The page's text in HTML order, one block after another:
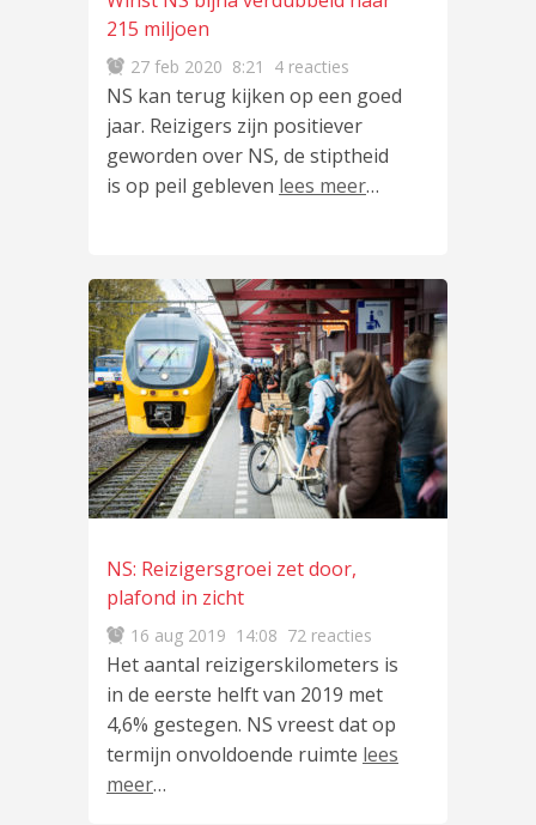
215 miljoen
27 feb 2020 8:21 4 reacties
NS kan terug kijken op een goed
jaar. Reizigers zijn positiever
geworden over NS, de stiptheid
is op peil gebleven lees meer…
NS: Reizigersgroei zet door,
plafond in zicht
16 aug 2019 14:08 72 reacties
Het aantal reizigerskilometers is
in de eerste helft van 2019 met
4,6% gestegen. NS vreest dat op
termijn onvoldoende ruimte lees
meer…